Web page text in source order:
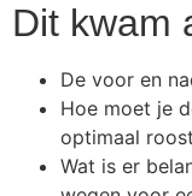
Dit kwam
De voor en
Hoe moet je
optimaal
Wat is er